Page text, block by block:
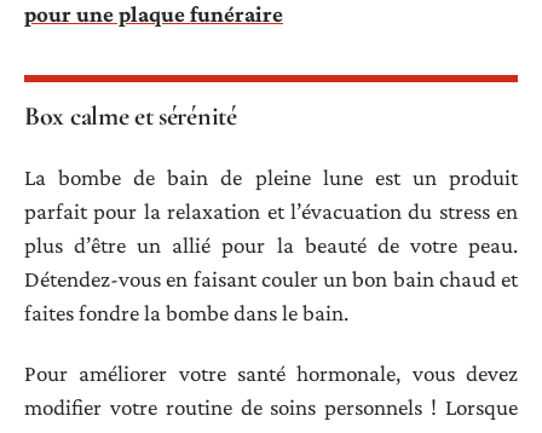
pour une plaque funéraire
Box calme et sérénité
La bombe de bain de pleine lune est un produit
parfait pour la relaxation et l’évacuation du stress en
plus d’être un allié pour la beauté de votre peau.
Détendez-vous en faisant couler un bon bain chaud et
faites fondre la bombe dans le bain.
Pour améliorer votre santé hormonale, vous devez
modifier votre routine de soins personnels ! Lorsque